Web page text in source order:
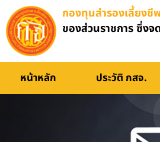
กองทุนสำรองเลี้ยงชี
ของส่วนราชการ ซึ่ง
หน้าหลัก ประวัติ กสจ.